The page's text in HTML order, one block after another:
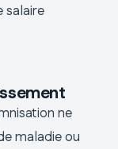
salaire
ne
maladie ou